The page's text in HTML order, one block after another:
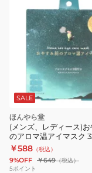
4991936853081
SALE
ほんやら堂
(メンズ、レディース)
のアロマ温アイマスク 3
イトムスクの香り
￥588 （税込）
9%OFF ￥649（税込）
5ポイント